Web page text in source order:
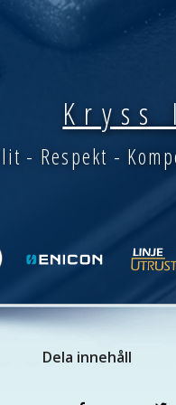
Kryss
- Respekt -
Dela innehåll